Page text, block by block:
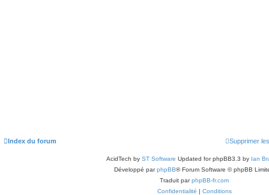
Index du forum Supprimer
AcidTech by ST Software Updated for phpBB3.3 by Ian
Développé parphpBB® Forum Software © phpBB
Traduit parphpBB-fr.com
Confidentialité | Conditions